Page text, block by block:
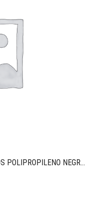
SILLA MOD. A/S WORK, SIN BRAZOS POLIPROPILENO NEGRO, SINCRO CON BLOQUEO, MALLA TALE COLOR NEGRO, TAPIZADO ERA COLOR AZUL OSCURO.